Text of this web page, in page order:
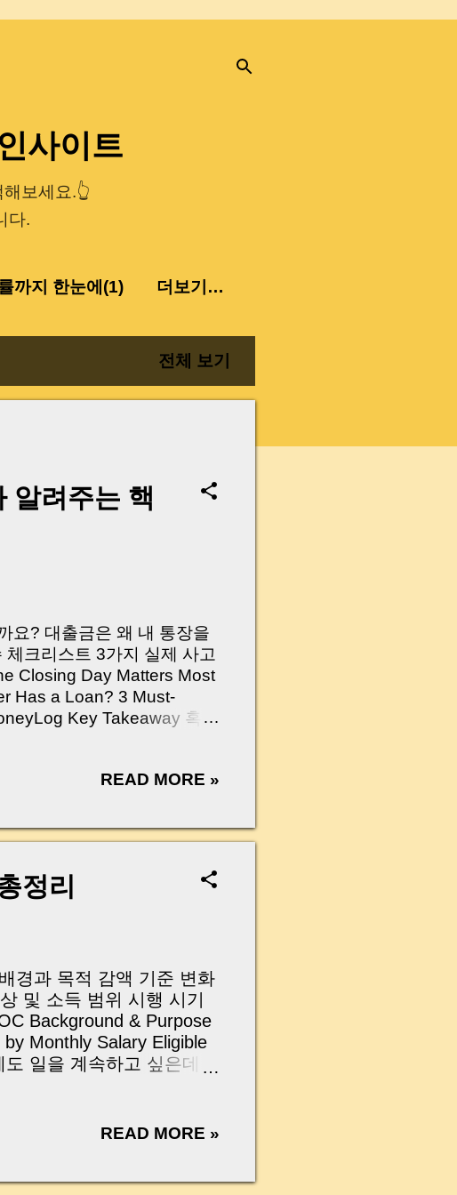
사이트
보세요.👆
다.
까지 한눈에(1) 더보기…
전체 보기
알려주는 핵
요? 대출금은 왜 내 통장을
크리스트 3가지 실제 사고
Closing Day Matters Most
Has a Loan? 3 Must-
Key Takeaway 혹시
현장에서 겪었던 일입니
내 통장으로 안 들어오죠?”
조’를 몰라서 생기는 걱정입
이 글 하나만 제대로 이해
day…...
READ MORE »
정리
경과 목적 감액 기준 변화
및 소득 범위 시행 시기
Background & Purpose
Monthly Salary Eligible
일을 계속하고 싶은데
27일, 국민연금법 개정안
READ MORE »